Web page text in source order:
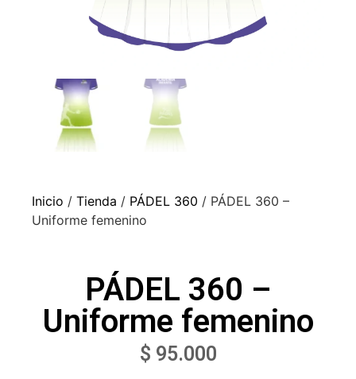
Inicio / Tienda / PÁDEL 360 / PÁDEL 360 –
Uniforme femenino
PÁDEL 360 –
Uniforme femenino
$ 95.000